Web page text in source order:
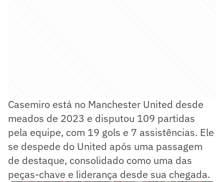
Casemiro está no Manchester United desde
meados de 2023 e disputou 109 partidas
pela equipe, com 19 gols e 7 assistências. Ele
se despede do United após uma passagem
de destaque, consolidado como uma das
peças-chave e liderança desde sua chegada.